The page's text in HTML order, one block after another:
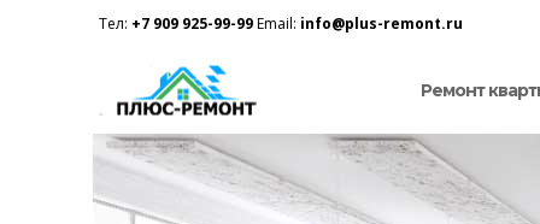
Тел: +7 909 925-99-99Email: info@plus-remont.ru
Ремонт